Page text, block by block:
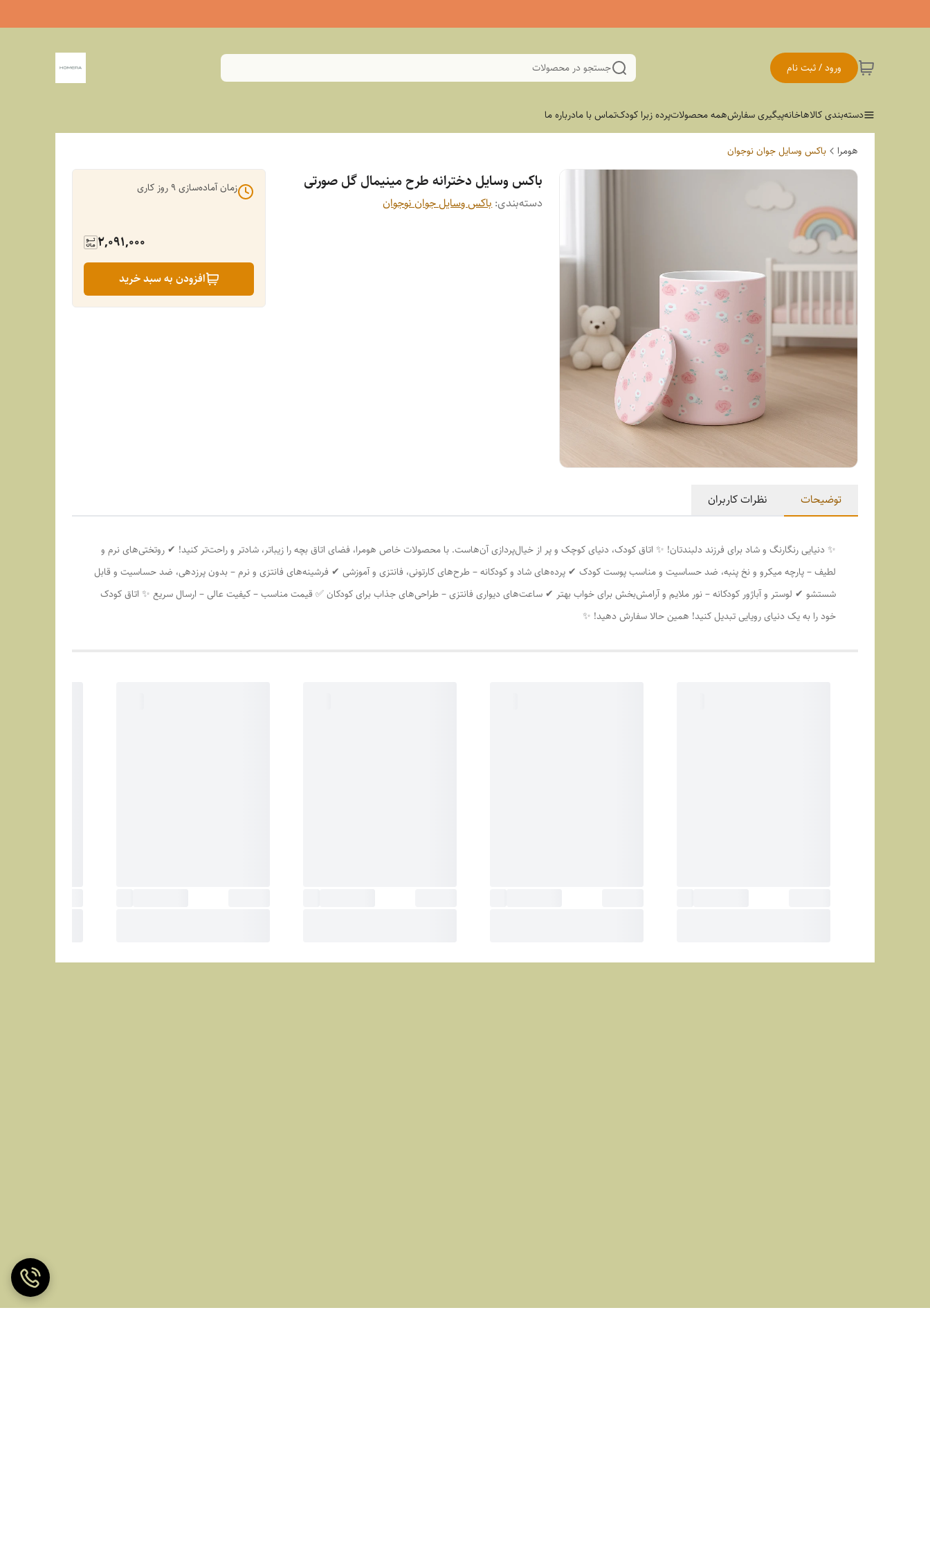
ورود / ثبت نام جستجو در محصولات
دسته‌بندی کالاهاخانهپیگیری سفارشهمه محصولاتپرده زبرا کودکتماس با مادرباره ما
هومرا باکس وسایل جوان نوجوان
باکس وسایل دخترانه طرح مینیمال گل صورتی
دسته‌بندی:باکس وسایل جوان نوجوان
زمان آماده‌سازی9 روز کاری
2,091,000
افزودن به سبد خرید
توضیحات نظرات کاربران
✨ دنیایی رنگارنگ و شاد برای فرزند دلبندتان! ✨ اتاق کودک، دنیای کوچک و پر از خیال‌پردازی آن‌هاست. با محصولات خاص هومرا، فضای اتاق بچه را زیباتر، شادتر و راحت‌تر کنید! ✔ روتختی‌های نرم و
لطیف – پارچه میکرو و نخ پنبه، ضد حساسیت و مناسب پوست کودک ✔ پرده‌های شاد و کودکانه – طرح‌های کارتونی، فانتزی و آموزشی ✔ فرشینه‌های فانتزی و نرم – بدون پرزدهی، ضد حساسیت و قابل
شستشو ✔ لوستر و آباژور کودکانه – نور ملایم و آرامش‌بخش برای خواب بهتر ✔ ساعت‌های دیواری فانتزی – طراحی‌های جذاب برای کودکان ✅ قیمت مناسب – کیفیت عالی – ارسال سریع ✨ اتاق کودک
خود را به یک دنیای رویایی تبدیل کنید! همین حالا سفارش دهید! ✨